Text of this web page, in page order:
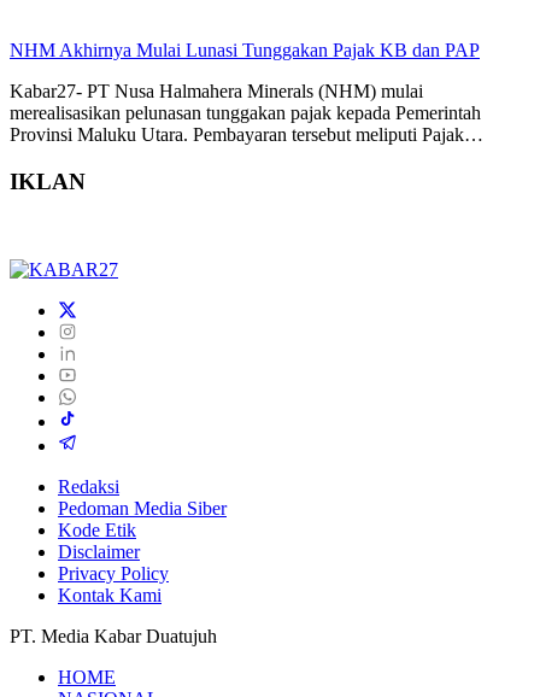
NHM Akhirnya Mulai Lunasi Tunggakan Pajak KB dan PAP
Kabar27- PT Nusa Halmahera Minerals (NHM) mulai
merealisasikan pelunasan tunggakan pajak kepada Pemerintah
Provinsi Maluku Utara. Pembayaran tersebut meliputi Pajak…
IKLAN
Redaksi
Pedoman Media Siber
Kode Etik
Disclaimer
Privacy Policy
Kontak Kami
PT. Media Kabar Duatujuh
HOME